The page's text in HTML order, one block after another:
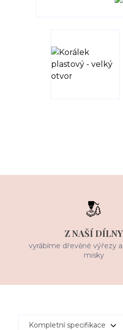
Z NAŠÍ DÍLNY
vyrábíme dřevěné výřezy
misky
Kompletní specifikace